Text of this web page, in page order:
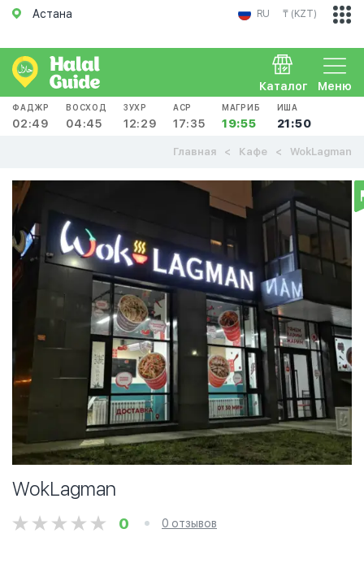
Астана RU ₸ (KZT)
Меню
Каталог
ФАДЖР
02:49
ВОСХОД
04:45
ЗУХР
12:29
АСР
17:35
МАГРИБ
19:55
ИША
21:50
Главная Кафе WokLagman
WokLagman
0 0 отзывов